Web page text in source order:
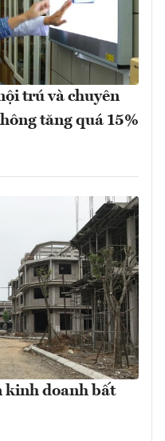
trú và chuyên
tăng quá 15%
kinh doanh bất